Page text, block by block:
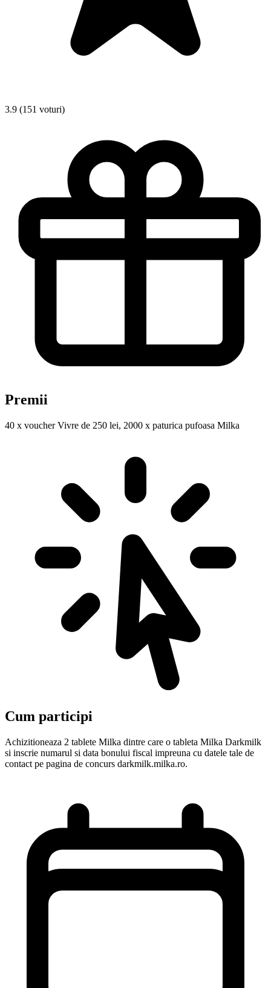
3.9 (151 voturi)
Premii
40 x voucher Vivre de 250 lei, 2000 x paturica pufoasa Milka
Cum participi
Achizitioneaza 2 tablete Milka dintre care o tableta Milka Darkmilk
si inscrie numarul si data bonului fiscal impreuna cu datele tale de
contact pe pagina de concurs darkmilk.milka.ro.